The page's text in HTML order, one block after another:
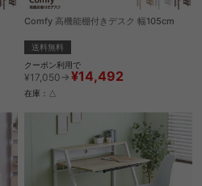
Comfy 高機能棚付きデスク 幅105cm
送料無料
クーポン利用で
¥17,050→ ¥14,492
在庫：△